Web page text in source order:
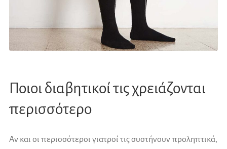
Ποιοι διαβητικοί τις χρειάζονται
περισσότερο
Αν και οι περισσότεροι γιατροί τις συστήνουν προληπτικά,